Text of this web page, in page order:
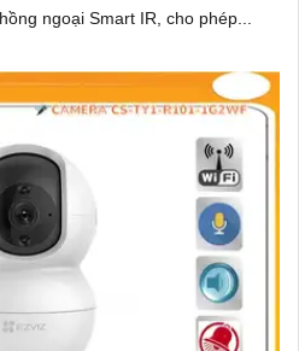
nghệ hồng ngoại Smart IR, cho phép...